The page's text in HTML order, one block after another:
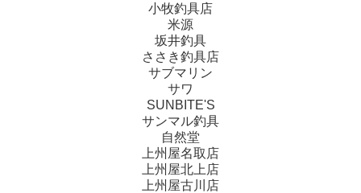
小牧釣具店
米源
坂井釣具
ささき釣具店
サブマリン
サワ
SUNBITE'S
サンマル釣具
自然堂
上州屋名取店
上州屋北上店
上州屋古川店